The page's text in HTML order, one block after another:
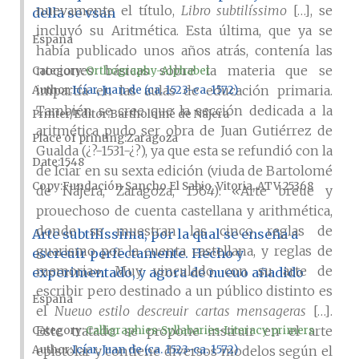
nuevamente el título, Libro subtilíssimo […], se
incluyó su Aritmética. Esta última, que ya se
había publicado unos años atrás, contenía las
nociones básicas sobre la materia que se
impartía en las aulas de educación primaria.
También se cree que la sección dedicada a la
aritmética pudo ser obra de Juan Gutiérrez de
Gualda (¿?-1531-¿?), ya que esta se refundió con la
de Icíar en su sexta edición (viuda de Bartolomé
de Nájera, Zaragoza, 1564): «Arte breue y
prouechoso de cuenta castellana y arithmética,
donde se muestran las cinco reglas de
guarismo por la cuenta castellana, y reglas de
memoria». Muy vinculado con su arte de
escribir pero destinado a un público distinto es
el Nueuo estilo descreuir cartas mensageras […].
Este tratado se propone instruir en el arte
epistolar y contiene diversos modelos según el
della se vsan
España
Category:Orthography-Alphabet
AuthorIcíar, Juan de (ca. 1523-ca. 1572)
Printer/EditorBartholomé de Nájera
Place of printingZaragoza
Date1548
CopyFundación Sancho El Sabio, Vitoria, ATV 25368
Arte subtilíssima, por la qual se enseña a
escreuir perfectamente. Hecho y
experimentado, y agora de nueuo añadido
España
Category:Calligraphies-Syllabaries-Literacy primers
AuthorIcíar, Juan de (ca. 1523-ca. 1572)